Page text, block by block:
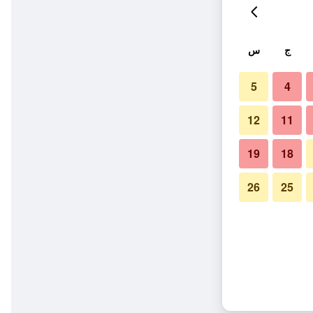
ج س
4
5
11
12
18
19
25
26